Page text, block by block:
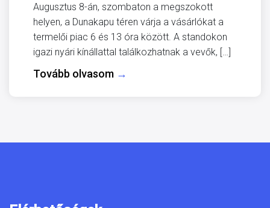
Augusztus 8-án, szombaton a megszokott
helyen, a Dunakapu téren várja a vásárlókat a
termelői piac 6 és 13 óra között. A standokon
igazi nyári kínállattal találkozhatnak a vevők, […]
Tovább olvasom →